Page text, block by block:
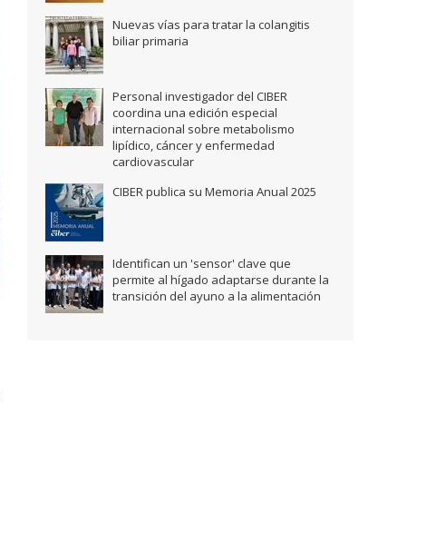
Nuevas vías para tratar la colangitis
biliar primaria
Personal investigador del CIBER
coordina una edición especial
internacional sobre metabolismo
lipídico, cáncer y enfermedad
cardiovascular
CIBER publica su Memoria Anual 2025
Identifican un 'sensor' clave que
permite al hígado adaptarse durante la
transición del ayuno a la alimentación